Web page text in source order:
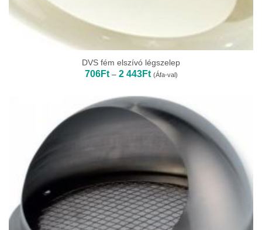
DVS fém elszívó légszelep
706Ft – 2 443FtÁrtartomány:
706Ft
2
443Ft
(Áfa-val)